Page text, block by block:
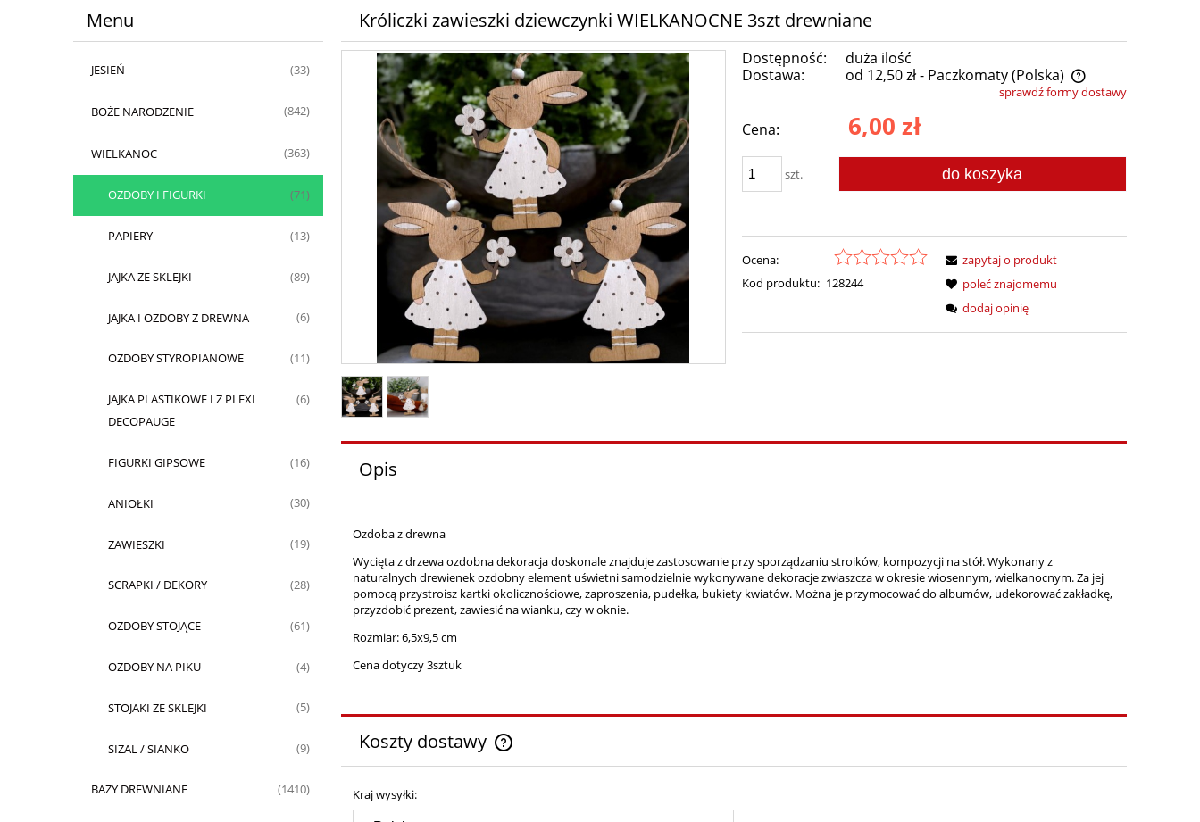
Menu
JESIEŃ (33)
BOŻE NARODZENIE (842)
WIELKANOC (363)
OZDOBY I FIGURKI (71)
PAPIERY (13)
JAJKA ZE SKLEJKI (89)
JAJKA I OZDOBY Z DREWNA (6)
OZDOBY STYROPIANOWE (11)
JAJKA PLASTIKOWE I Z PLEXI
DECOPAUGE
(6)
FIGURKI GIPSOWE (16)
ANIOŁKI (30)
ZAWIESZKI (19)
SCRAPKI / DEKORY (28)
OZDOBY STOJĄCE (61)
OZDOBY NA PIKU (4)
STOJAKI ZE SKLEJKI (5)
SIZAL / SIANKO (9)
BAZY DREWNIANE (1410)
Króliczki zawieszki dziewczynki WIELKANOCNE 3szt drewniane
Dostępność:
duża ilość
Dostawa:
od 12,50 zł- Paczkomaty(Polska)
Cena nie zawiera ewentualnych kosztów
płatności
sprawdź formy dostawy
Cena: 6,00 zł
szt. do koszyka
Ocena:
Kod produktu: 128244
zapytaj o produkt
poleć znajomemu
dodaj opinię
Opis
Ozdoba z drewna
Wycięta z drzewa ozdobna dekoracja doskonale znajduje zastosowanie przy sporządzaniu stroików, kompozycji na stół. Wykonany z
naturalnych drewienek ozdobny element uświetni samodzielnie wykonywane dekoracje zwłaszcza w okresie wiosennym, wielkanocnym. Za jej
pomocą przystroisz kartki okolicznościowe, zaproszenia, pudełka, bukiety kwiatów. Można je przymocować do albumów, udekorować zakładkę,
przyzdobić prezent, zawiesić na wianku, czy w oknie.
Rozmiar: 6,5x9,5 cm
Cena dotyczy 3sztuk
Koszty dostawy
Kraj wysyłki: